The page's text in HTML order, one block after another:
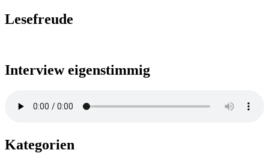
Lesefreude
Interview eigenstimmig
Kategorien